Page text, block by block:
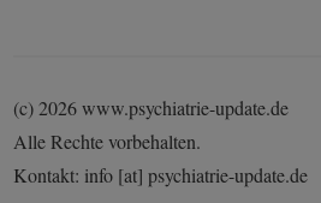
(c) 2026 www.psychiatrie-update.de
Alle Rechte vorbehalten.
Kontakt: info [at] psychiatrie-update.de